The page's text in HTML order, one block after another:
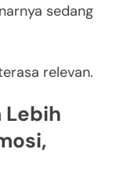
sedang
relevan.
Lebih